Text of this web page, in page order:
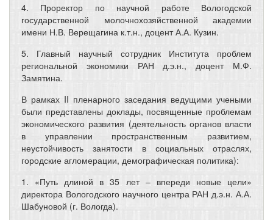
4. Проректор по научной работе Вологодской
государственной молочнохозяйственной академии
имени Н.В. Верещагина к.т.н., доцент А.А. Кузин.
5. Главный научный сотрудник Института проблем
региональной экономики РАН д.э.н., доцент М.Ф.
Замятина.
В рамках II пленарного заседания ведущими учеными
были представлены доклады, посвященные проблемам
экономического развития (деятельность органов власти
в управлении пространственным развитием,
неустойчивость занятости в социальных отраслях,
городские агломерации, демографическая политика):
1. «Путь длиной в 35 лет – впереди новые цели»
директора Вологодского научного центра РАН д.э.н. А.А.
Шабуновой (г. Вологда).